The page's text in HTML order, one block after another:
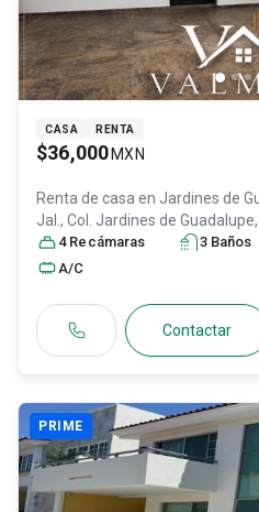
CASA RENTA
$36,000 MXN
Renta de casa en Jardines de
Jal., Col. Jardines de Guadalupe,
C.P. 45030, ID:31578384
4 Recámaras 3 Baños
A/C
Contactar
PRIME